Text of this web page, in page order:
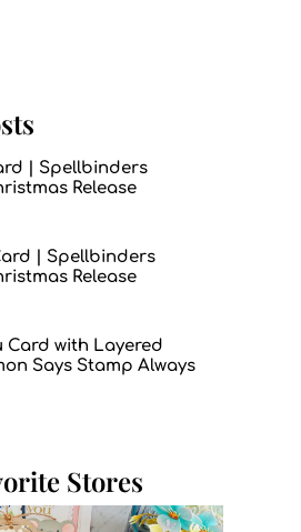
| Spellbinders
Release
| Spellbinders
Release
Card with Layered
Says Stamp Always
Stores